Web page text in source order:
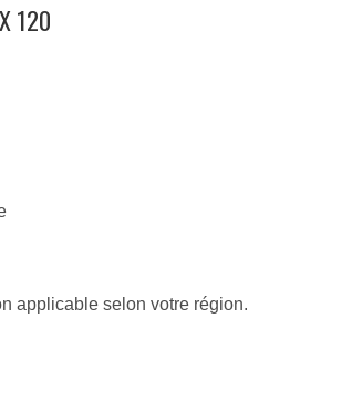
120
applicable selon votre région.